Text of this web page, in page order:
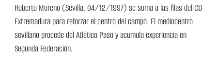
Roberto Moreno (Sevilla, 04/12/1997) se suma a las filas del CD
Extremadura para reforzar el centro del campo. El mediocentro
sevillano procede del Atlético Paso y acumula experiencia en
Segunda Federación.